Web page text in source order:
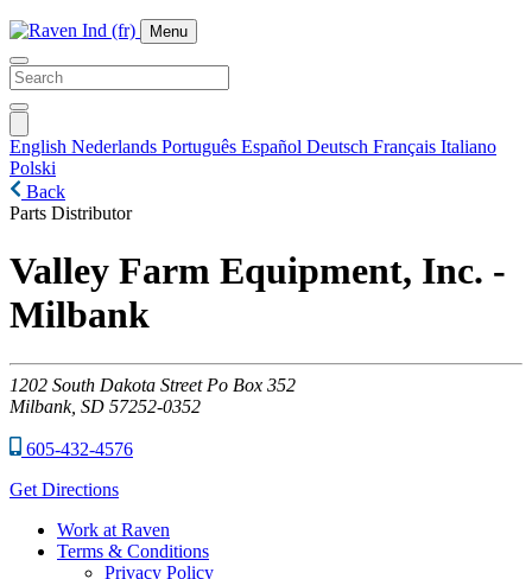
Menu
English Nederlands Português Español Deutsch Français Italiano
Polski
Back
Parts Distributor
Valley Farm Equipment, Inc. -
Milbank
1202 South Dakota Street Po Box 352
Milbank, SD 57252-0352
605-432-4576
Get Directions
Work at Raven
Terms & Conditions
Privacy Policy